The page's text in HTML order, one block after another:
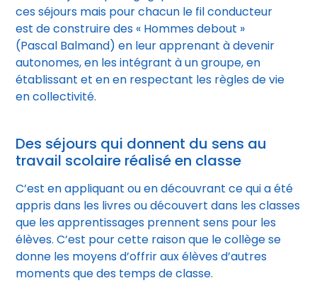
ces séjours mais pour chacun le fil conducteur
est de construire des « Hommes debout »
(Pascal Balmand) en leur apprenant à devenir
autonomes, en les intégrant à un groupe, en
établissant et en en respectant les règles de vie
en collectivité.
Des séjours qui donnent du sens au
travail scolaire réalisé en classe
C’est en appliquant ou en découvrant ce qui a été
appris dans les livres ou découvert dans les classes
que les apprentissages prennent sens pour les
élèves. C’est pour cette raison que le collège se
donne les moyens d’offrir aux élèves d’autres
moments que des temps de classe.